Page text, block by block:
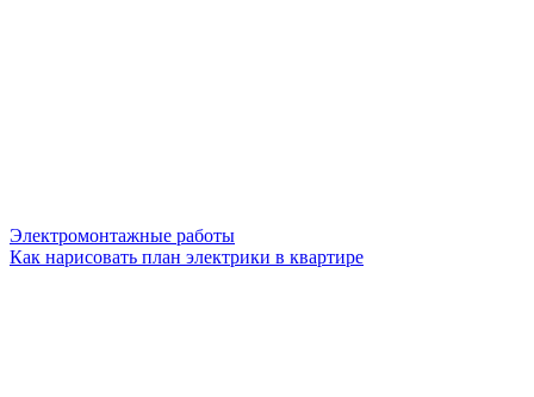
Электромонтажные работы
Как нарисовать план электрики в квартире